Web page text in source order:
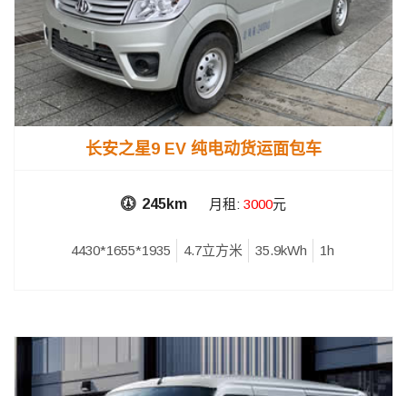
长安之星9 EV 纯电动货运面包车
245km 月租: 3000元
4430*1655*1935 4.7立方米 35.9kWh 1h